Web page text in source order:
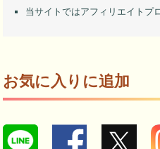
当サイトではアフィリエイトプ
お気に入りに追加